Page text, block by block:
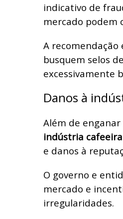
indicativo de
mercado podem
A recomendação
busquem selos
excessivamente
Danos à
Além de
indústria
e danos à
O governo e
mercado e
irregularidades.